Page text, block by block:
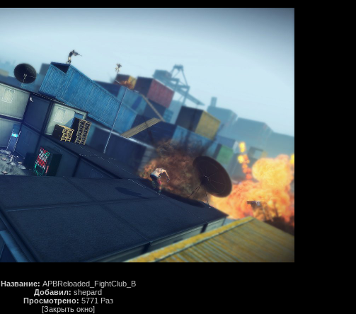
Название: APBReloaded_FightClub_B
Добавил: shepard
Просмотрено: 5771 Раз
[Закрыть окно]